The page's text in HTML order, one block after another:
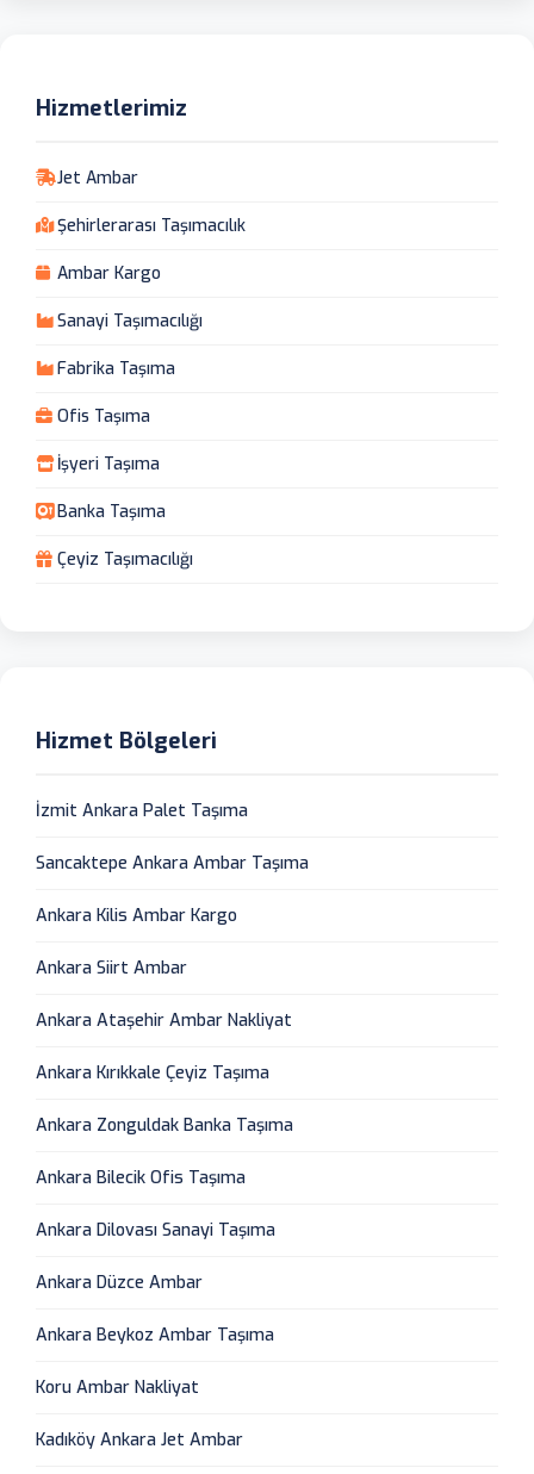
Hizmetlerimiz
Jet Ambar
Şehirlerarası Taşımacılık
Ambar Kargo
Sanayi Taşımacılığı
Fabrika Taşıma
Ofis Taşıma
İşyeri Taşıma
Banka Taşıma
Çeyiz Taşımacılığı
Hizmet Bölgeleri
İzmit Ankara Palet Taşıma
Sancaktepe Ankara Ambar Taşıma
Ankara Kilis Ambar Kargo
Ankara Siirt Ambar
Ankara Ataşehir Ambar Nakliyat
Ankara Kırıkkale Çeyiz Taşıma
Ankara Zonguldak Banka Taşıma
Ankara Bilecik Ofis Taşıma
Ankara Dilovası Sanayi Taşıma
Ankara Düzce Ambar
Ankara Beykoz Ambar Taşıma
Koru Ambar Nakliyat
Kadıköy Ankara Jet Ambar